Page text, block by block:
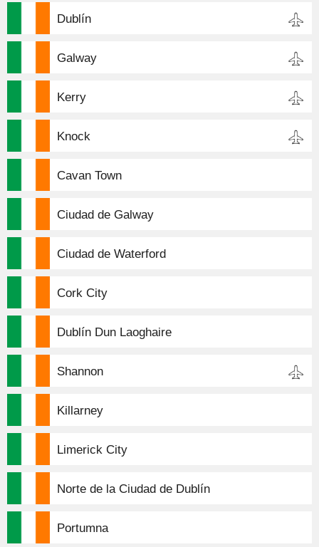
Dublín
Galway
Kerry
Knock
Cavan Town
Ciudad de Galway
Ciudad de Waterford
Cork City
Dublín Dun Laoghaire
Shannon
Killarney
Limerick City
Norte de la Ciudad de Dublín
Portumna